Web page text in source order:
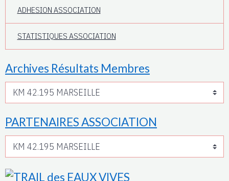
ADHESION ASSOCIATION
STATISTIQUES ASSOCIATION
Archives Résultats Membres
PARTENAIRES ASSOCIATION